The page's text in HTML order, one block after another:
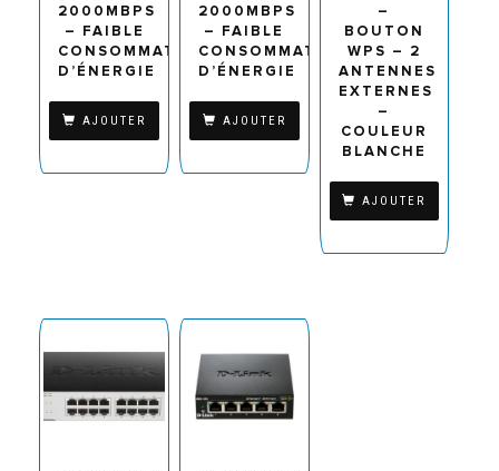
2000MBPS
– FAIBLE
CONSOMMATION
D’ÉNERGIE
AJOUTER
2000MBPS
– FAIBLE
CONSOMMATION
D’ÉNERGIE
AJOUTER
–
BOUTON
WPS – 2
ANTENNES
EXTERNES
–
COULEUR
BLANCHE
AJOUTER